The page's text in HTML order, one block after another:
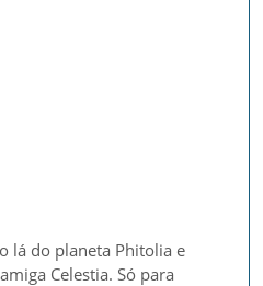
lá do planeta Phitolia e
Celestia. Só para